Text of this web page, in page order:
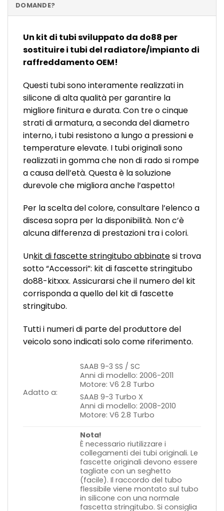
DOMANDE?
Un kit di tubi sviluppato da do88 per
sostituire i tubi del radiatore/impianto di
raffreddamento OEM!
Questi tubi sono interamente realizzati in
silicone di alta qualità per garantire la
migliore finitura e durata. Con tre o cinque
strati di armatura, a seconda del diametro
interno, i tubi resistono a lungo a pressioni e
temperature elevate. I tubi originali sono
realizzati in gomma che non di rado si rompe
a causa dell’età. Questa è la soluzione
durevole che migliora anche l’aspetto!
Per la scelta del colore, consultare l’elenco a
discesa sopra per la disponibilità. Non c’è
alcuna differenza di prestazioni tra i colori.
Unkit di fascette stringitubo abbinatesi trova
sotto “Accessori”: kit di fascette stringitubo
do88-kitxxx. Assicurarsi che il numero del kit
corrisponda a quello del kit di fascette
stringitubo.
Tutti i numeri di parte del produttore del
veicolo sono indicati solo come riferimento.
Adatto a:
SAAB 9-3 SS / SC
Anni di modello: 2006-2011
Motore: V6 2.8 Turbo
SAAB 9-3 Turbo X
Anni di modello: 2008-2010
Motore: V6 2.8 Turbo
Nota!
È necessario riutilizzare i
collegamenti dei tubi originali. Le
fascette originali devono essere
tagliate con un seghetto
(facile).Il raccordo del tubo
flessibile viene montato sul tubo
in silicone con una normale
fascetta stringitubo. Si consiglia